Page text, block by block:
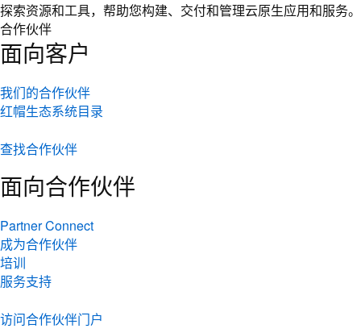
探索资源和工具，帮助您构建、交付和管理云原生应用和服务。
合作伙伴
面向客户
我们的合作伙伴
红帽生态系统目录
查找合作伙伴
面向合作伙伴
Partner Connect
成为合作伙伴
培训
服务支持
访问合作伙伴门户